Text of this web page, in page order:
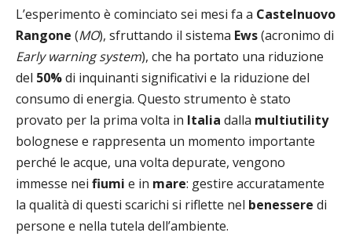
L’esperimento è cominciato sei mesi fa a Castelnuovo
Rangone (MO), sfruttando il sistema Ews(acronimo di
Early warning system), che ha portato una riduzione
del 50%di inquinanti significativi e la riduzione del
consumo di energia. Questo strumento è stato
provato per la prima volta in Italia dalla multiutility
bolognese e rappresenta un momento importante
perché le acque, una volta depurate, vengono
immesse nei fiumi e in mare: gestire accuratamente
la qualità di questi scarichi si riflette nel benessere di
persone e nella tutela dell’ambiente.